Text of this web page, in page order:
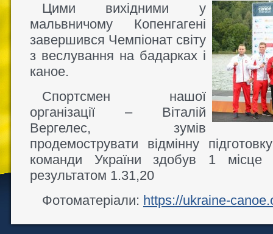
Цими вихідними у
мальвничому Копенгагені
завершився Чемпіонат світу
з веслування на бадарках і
каное.
Спортсмен нашої
організації – Віталій
Вергелес, зумів
продемострувати відмінну
команди України здобув 1 місце
результатом 1.31,20
Фотоматеріали: https://ukraine-